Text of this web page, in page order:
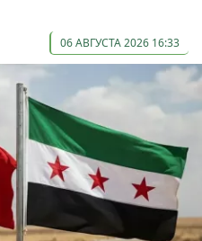
06 АВГУСТА 2026 16:33